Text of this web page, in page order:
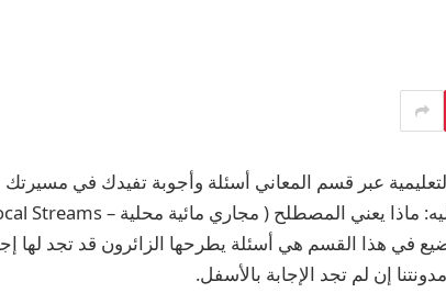
عبر قسم المعاني أسئلة وأجوبة تفيدك في مسيرتك
في هذا القسم هي أسئلة يطرحها الزائرون قد تجد لها
إن لم تجد الإجابة بالأسفل.